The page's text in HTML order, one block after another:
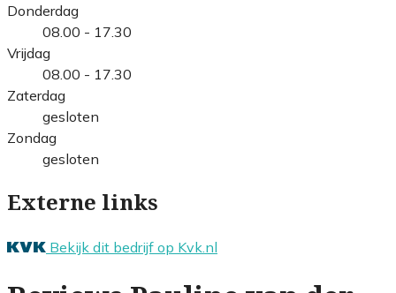
Donderdag
08.00 - 17.30
Vrijdag
08.00 - 17.30
Zaterdag
gesloten
Zondag
gesloten
Externe links
Bekijk dit bedrijf op Kvk.nl